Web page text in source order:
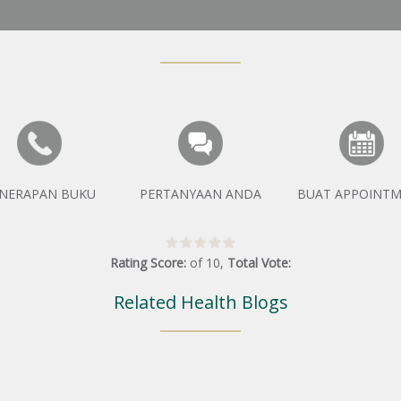
BUKU PERTANYAAN ANDA BUAT
Rating Score: of 10, Total Vote:
Related Health Blogs